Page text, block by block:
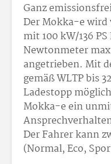
Ganz
Der Mokka-e
mit 100 kW/136
Newtonmeter
angetrieben. Mit
gemäß WLTP bis
Ladestopp
Mokka-e ein
Der Fahrer kann
(Normal, Eco,